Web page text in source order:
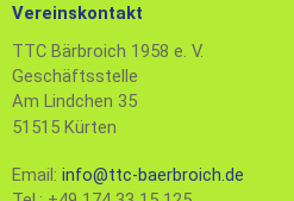
Vereinskontakt
TTC Bärbroich 1958 e. V.
Geschäftsstelle
Am Lindchen 35
51515 Kürten
Email: info@ttc-baerbroich.de